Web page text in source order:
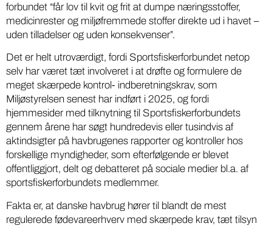
forbundet “får lov til kvit og frit at dumpe næringsstoffer,
medicinrester og miljøfremmede stoffer direkte ud i havet –
uden tilladelser og uden konsekvenser”.
Det er helt utroværdigt, fordi Sportsfiskerforbundet netop
selv har været tæt involveret i at drøfte og formulere de
meget skærpede kontrol- indberetningskrav, som
Miljøstyrelsen senest har indført i 2025, og fordi
hjemmesider med tilknytning til Sportsfiskerforbundets
gennem årene har søgt hundredevis eller tusindvis af
aktindsigter på havbrugenes rapporter og kontroller hos
forskellige myndigheder, som efterfølgende er blevet
offentliggjort, delt og debatteret på sociale medier bl.a. af
sportsfiskerforbundets medlemmer.
Fakta er, at danske havbrug hører til blandt de mest
regulerede fødevareerhverv med skærpede krav, tæt tilsyn